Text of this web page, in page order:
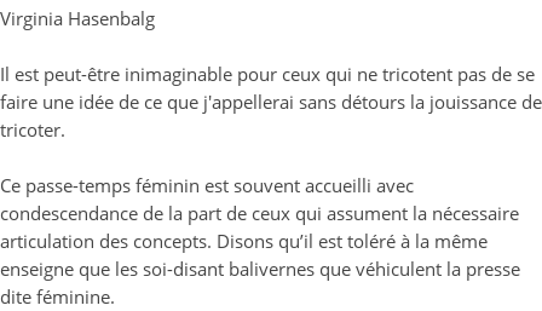
Virginia Hasenbalg
Il est peut-être inimaginable pour ceux qui ne tricotent pas de se
faire une idée de ce que j'appellerai sans détours la jouissance de
tricoter.
Ce passe-temps féminin est souvent accueilli avec
condescendance de la part de ceux qui assument la nécessaire
articulation des concepts. Disons qu’il est toléré à la même
enseigne que les soi-disant balivernes que véhiculent la presse
dite féminine.